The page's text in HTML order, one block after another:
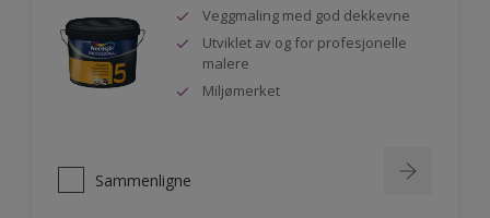
Veggmaling med god dekkevne
Utviklet av og for profesjonelle
malere
Miljømerket
Sammenligne